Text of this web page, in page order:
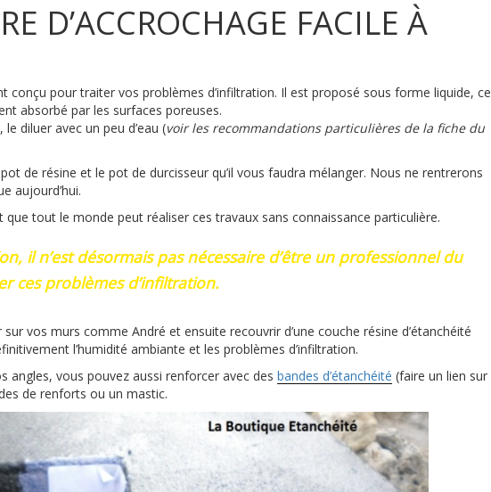
D’ACCROCHAGE FACILE À
conçu pour traiter vos problèmes d’infiltration. Il est proposé sous forme liquide, ce
absorbé par les surfaces poreuses.
diluer avec un peu d’eau (voir les recommandations particulières de la fiche du
de résine et le pot de durcisseur qu’il vous faudra mélanger. Nous ne rentrerons
aujourd’hui.
que tout le monde peut réaliser ces travaux sans connaissance particulière.
il n’est désormais pas nécessaire d’être un professionnel du
ces problèmes d’infiltration.
sur vos murs comme André et ensuite recouvrir d’une couche résine d’étanchéité
l’humidité ambiante et les problèmes d’infiltration.
angles, vous pouvez aussi renforcer avec desbandes d’étanchéité (faire un lien sur
de renforts ou un mastic.